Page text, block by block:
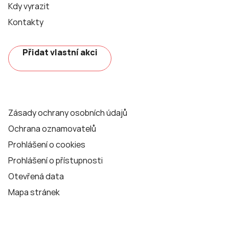
Kdy vyrazit
Kontakty
Přidat vlastní akci
Zásady ochrany osobních údajů
Ochrana oznamovatelů
Prohlášení o cookies
Prohlášení o přístupnosti
Otevřená data
Mapa stránek